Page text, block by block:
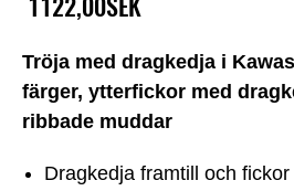
Tröja med dragkedja i
färger, ytterfickor med
ribbade muddar
Dragkedja framtill och